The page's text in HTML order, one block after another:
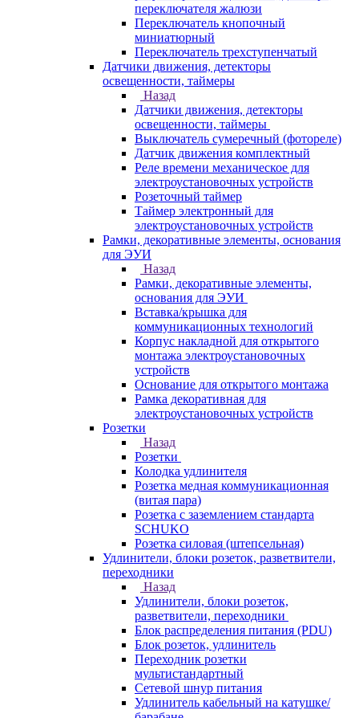
переключателя жалюзи
Переключатель кнопочный
миниатюрный
Переключатель трехступенчатый
Датчики движения, детекторы
освещенности, таймеры
Назад
Датчики движения, детекторы
освещенности, таймеры
Выключатель сумеречный (фотореле)
Датчик движения комплектный
Реле времени механическое для
электроустановочных устройств
Розеточный таймер
Таймер электронный для
электроустановочных устройств
Рамки, декоративные элементы, основания
для ЭУИ
Назад
Рамки, декоративные элементы,
основания для ЭУИ
Вставка/крышка для
коммуникационных технологий
Корпус накладной для открытого
монтажа электроустановочных
устройств
Основание для открытого монтажа
Рамка декоративная для
электроустановочных устройств
Розетки
Назад
Розетки
Колодка удлинителя
Розетка медная коммуникационная
(витая пара)
Розетка с заземлением стандарта
SCHUKO
Розетка силовая (штепсельная)
Удлинители, блоки розеток, разветвители,
переходники
Назад
Удлинители, блоки розеток,
разветвители, переходники
Блок распределения питания (PDU)
Блок розеток, удлинитель
Переходник розетки
мультистандартный
Сетевой шнур питания
Удлинитель кабельный на катушке/